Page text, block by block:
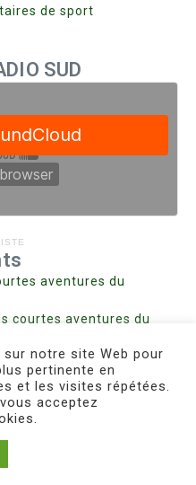
de sport
SUD
aventures du
courtes aventures du
sanglantes à Mulhouse
champignons
| Réalisé par
notre site Web pour
pertinente en
et les visites répétées.
acceptez